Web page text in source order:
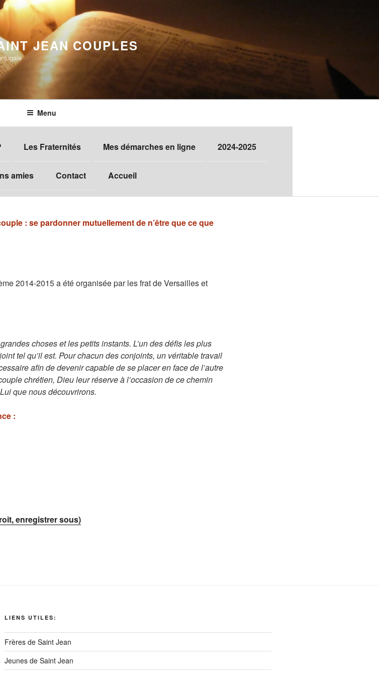
JEAN COUPLES
Menu
Les Fraternités Mes démarches en ligne 2024-2025
amies Contact Accueil
: se pardonner mutuellement de n’être que ce que
2014-2015 a été organisée par les frat de Versailles et
choses et les petits instants. L’un des défis les plus
tel qu’il est. Pour chacun des conjoints, un véritable travail
afin de devenir capable de se placer en face de l’autre
chrétien, Dieu leur réserve à l’occasion de ce chemin
que nous découvrirons.
:
enregistrer sous)
LIENS UTILES:
Frères de Saint Jean
Jeunes de Saint Jean